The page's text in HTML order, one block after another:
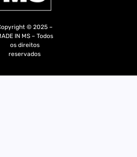
© 2025 –
IN MS – Todos
os direitos
reservados